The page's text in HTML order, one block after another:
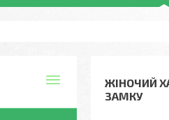
ЖІНОЧИЙ
ЗАМКУ